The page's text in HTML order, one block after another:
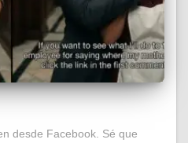
desde Facebook. Sé que